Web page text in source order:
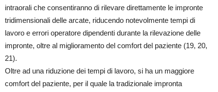
intraorali che consentiranno di rilevare direttamente le impronte
tridimensionali delle arcate, riducendo notevolmente tempi di
lavoro e errori operatore dipendenti durante la rilevazione delle
impronte, oltre al miglioramento del comfort del paziente (19, 20,
21).
Oltre ad una riduzione dei tempi di lavoro, si ha un maggiore
comfort del paziente, per il quale la tradizionale impronta